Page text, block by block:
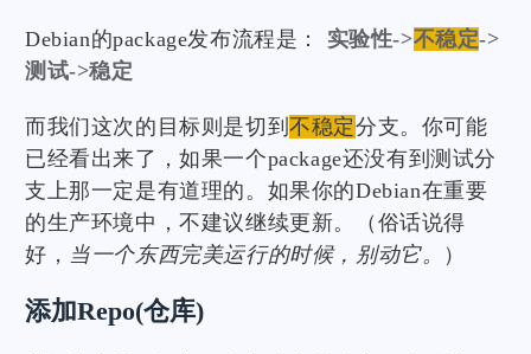
Debian的package发布流程是： 实验性->不稳定->
测试->稳定
而我们这次的目标则是切到不稳定分支。你可能
已经看出来了，如果一个package还没有到测试分
支上那一定是有道理的。如果你的Debian在重要
的生产环境中，不建议继续更新。（俗话说得
好， 当一个东西完美运行的时候，别动它。 ）
添加Repo(仓库)